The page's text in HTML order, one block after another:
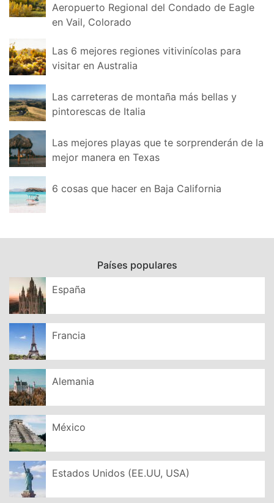
Aeropuerto Regional del Condado de Eagle
en Vail, Colorado
Las 6 mejores regiones vitivinícolas para
visitar en Australia
Las carreteras de montaña más bellas y
pintorescas de Italia
Las mejores playas que te sorprenderán de la
mejor manera en Texas
6 cosas que hacer en Baja California
Países populares
España
Francia
Alemania
México
Estados Unidos (EE.UU, USA)